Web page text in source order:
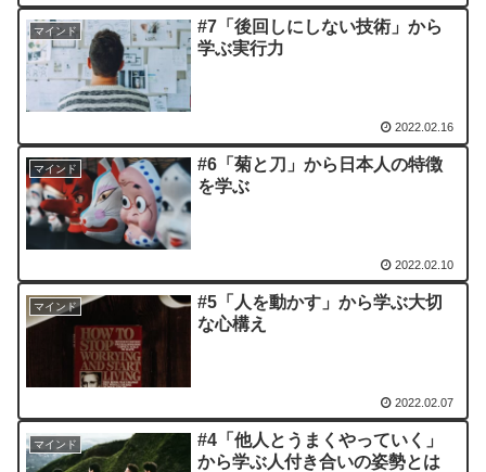
マインド
#7「後回しにしない技術」から
学ぶ実行力
2022.02.16
マインド
#6「菊と刀」から日本人の特徴
を学ぶ
2022.02.10
マインド
#5「人を動かす」から学ぶ大切
な心構え
2022.02.07
マインド
#4「他人とうまくやっていく」
から学ぶ人付き合いの姿勢とは